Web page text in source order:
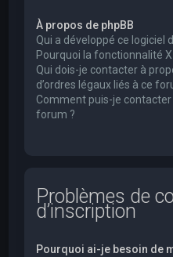
À propos de phpBB
Qui a développé ce logiciel
Pourquoi la fonctionnalité X
Qui dois-je contacter à
d’ordres légaux liés à ce
Comment puis-je
forum ?
Problèmes de
d’inscription
Pourquoi ai-je besoin de